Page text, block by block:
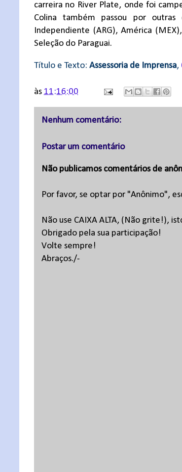
carreira no River Plate, onde foi
Colina também passou por outras
Independiente (ARG), América
Seleção do Paraguai.
Título e Texto: Assessoria de Imprensa,
às 11:16:00
Nenhum comentário:
Postar um comentário
Não publicamos comentários de
Por favor, se optar por "Anônimo",
Não use CAIXA ALTA, (Não grite!),
Obrigado pela sua participação!
Volte sempre!
Abraços./-